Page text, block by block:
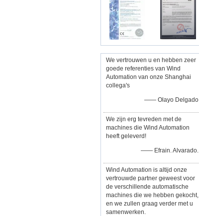
We vertrouwen u en hebben zeer
goede referenties van Wind
Automation van onze Shanghai
collega's
—— Olayo Delgado
We zijn erg tevreden met de
machines die Wind Automation
heeft geleverd!
—— Efrain. Alvarado.
Wind Automation is altijd onze
vertrouwde partner geweest voor
de verschillende automatische
machines die we hebben gekocht,
en we zullen graag verder met u
samenwerken.